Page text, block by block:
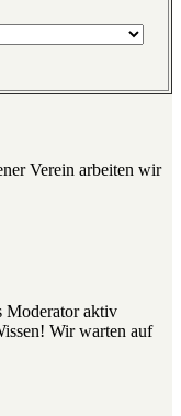
Verein arbeiten wir
Moderator aktiv
Wir warten auf